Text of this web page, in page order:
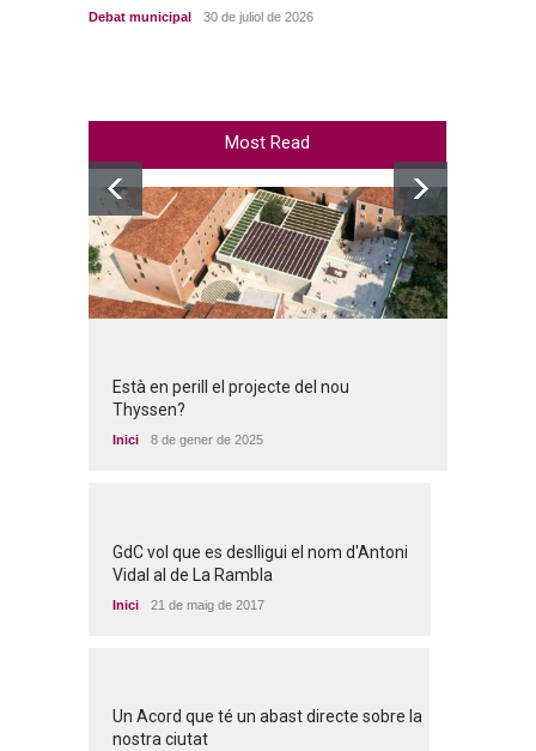
Debat municipal 30 de juliol de 2026
Most Read
Està en perill el projecte del nou
Thyssen?
Inici 8 de gener de 2025
GdC vol que es deslligui el nom d'Antoni
Vidal al de La Rambla
Inici 21 de maig de 2017
Un Acord que té un abast directe sobre la
nostra ciutat